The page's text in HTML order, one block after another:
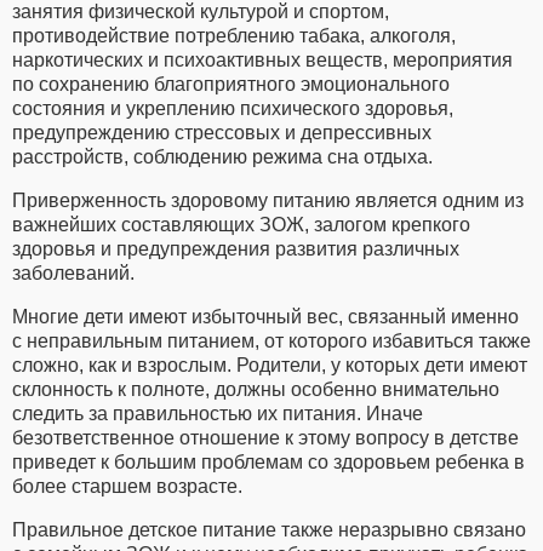
занятия физической культурой и спортом,
противодействие потреблению табака, алкоголя,
наркотических и психоактивных веществ, мероприятия
по сохранению благоприятного эмоционального
состояния и укреплению психического здоровья,
предупреждению стрессовых и депрессивных
расстройств, соблюдению режима сна отдыха.
Приверженность здоровому питанию является одним из
важнейших составляющих ЗОЖ, залогом крепкого
здоровья и предупреждения развития различных
заболеваний.
Многие дети имеют избыточный вес, связанный именно
с неправильным питанием, от которого избавиться также
сложно, как и взрослым. Родители, у которых дети имеют
склонность к полноте, должны особенно внимательно
следить за правильностью их питания. Иначе
безответственное отношение к этому вопросу в детстве
приведет к большим проблемам со здоровьем ребенка в
более старшем возрасте.
Правильное детское питание также неразрывно связано